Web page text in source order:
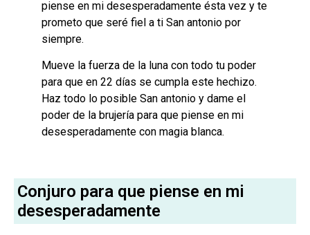
piense en mi desesperadamente ésta vez y te
prometo que seré fiel a ti San antonio por
siempre.
Mueve la fuerza de la luna con todo tu poder
para que en 22 días se cumpla este hechizo.
Haz todo lo posible San antonio y dame el
poder de la brujería para que piense en mi
desesperadamente con magia blanca.
Conjuro para que piense en mi
desesperadamente